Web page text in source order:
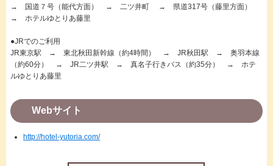
→ 国道７号（能代方面） → 二ツ井町 → 県道317号（藤里方面）
→ ホテルゆとりあ藤里
●JRでのご利用
JR東京駅 → 東北秋田新幹線（約4時間） → JR秋田駅 → 奥羽本線
（約60分） → JR二ツ井駅 → 真名子行きバス（約35分） → ホテ
ルゆとりあ藤里
Webサイト
http://hotel-yutoria.com/